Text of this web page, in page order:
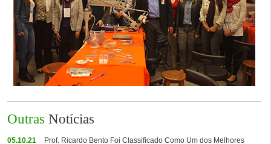
Outras Notícias
05.10.21
Prof. Ricardo Bento Foi Classificado Como Um dos Melhores